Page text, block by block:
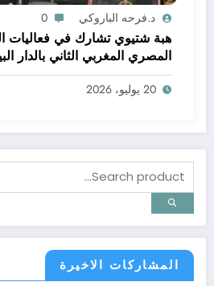
د.فرحه الباروكي 0
هبة شتيوي تشارك في فعاليات
المصري المغربي الثاني بالدار
20 يوليو، 2026
المشاركات الاخيرة